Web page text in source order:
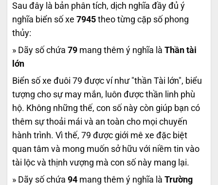
Sau đây là bản phân tích, dịch nghĩa đầy đủ ý
nghĩa biển số xe 7945 theo từng cặp số phong
thủy:
» Dãy số chứa 79 mang thêm ý nghĩa là Thần tài
lớn
Biển số xe đuôi 79 được ví như "thần Tài lớn", biểu
tượng cho sự may mắn, luôn được thần linh phù
hộ. Không những thế, con số này còn giúp bạn có
thêm sự thoải mái và an toàn cho mọi chuyến
hành trình. Vì thế, 79 được giới mê xe đặc biệt
quan tâm và mong muốn sở hữu với niềm tin vào
tài lộc và thịnh vượng mà con số này mang lại.
» Dãy số chứa 94 mang thêm ý nghĩa là Trường